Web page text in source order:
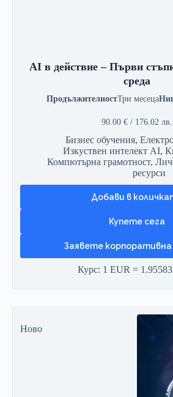
AI в действие – Първи
среда
ПродължителностТри месеца
90.00 € / 176.02 лв.
Бизнес обучения,
Изкуствен интелект AI,
Компютърна грамотност,
ресурси
Добави в
Заявете
Курс: 1 EUR =
Ново